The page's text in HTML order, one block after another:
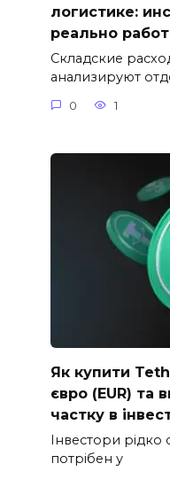
логистике:
реально
Складские
анализируют
0 1
Як купити
євро (EUR) та
частку в
Інвестори рідко
потрібен у